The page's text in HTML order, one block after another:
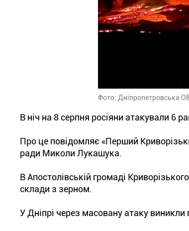
Фото: Дніпропетровська
В ніч на 8 серпня росіяни атакували 6
Про це повідомляє «Перший
ради Миколи Лукашука.
В Апостолівській громаді
склади з зерном.
У Дніпрі через масовану атаку